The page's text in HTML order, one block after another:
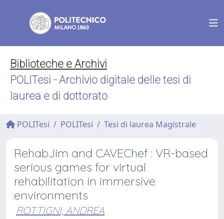
Biblioteche e Archivi
POLITesi - Archivio digitale delle tesi di
laurea e di dottorato
POLITesi POLITesi Tesi di laurea Magistrale
RehabJim and CAVEChef : VR-based
serious games for virtual
rehabilitation in immersive
environments
ROTTIGNI, ANDREA